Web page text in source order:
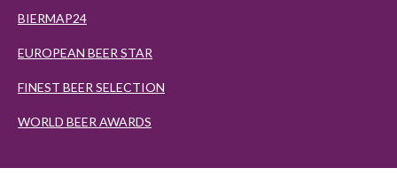
BIERMAP24
EUROPEAN BEER STAR
FINEST BEER SELECTION
WORLD BEER AWARDS